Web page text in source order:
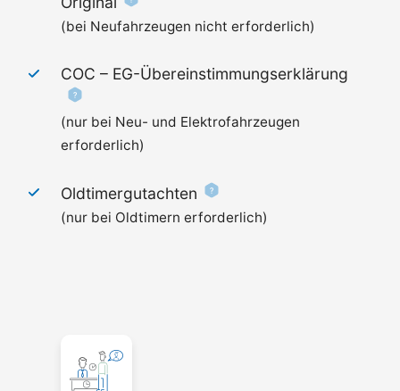
(bei Neufahrzeugen nicht erforderlich)
COC – EG-Übereinstimmungserklärung
(nur bei Neu- und Elektrofahrzeugen
erforderlich)
Oldtimergutachten
(nur bei Oldtimern erforderlich)